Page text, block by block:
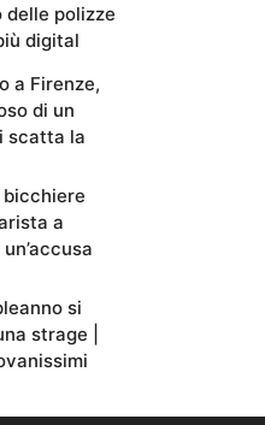
polizze
digital
a Firenze,
di un
scatta la
a
si
strage |